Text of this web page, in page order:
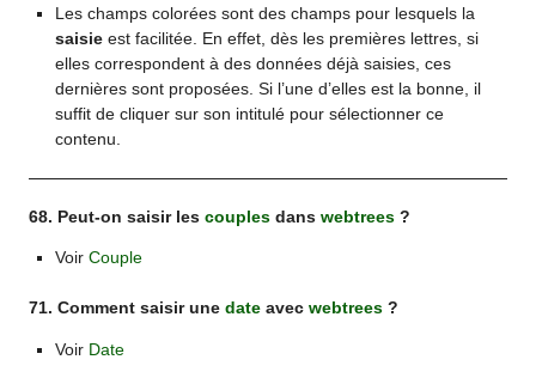
Les champs colorées sont des champs pour lesquels la
saisieest facilitée. En effet, dès les premières lettres, si
elles correspondent à des données déjà saisies, ces
dernières sont proposées. Si l’une d’elles est la bonne, il
suffit de cliquer sur son intitulé pour sélectionner ce
contenu.
68. Peut-on saisir lescouples danswebtrees ?
Voir Couple
71. Comment saisir unedate avecwebtrees ?
Voir Date